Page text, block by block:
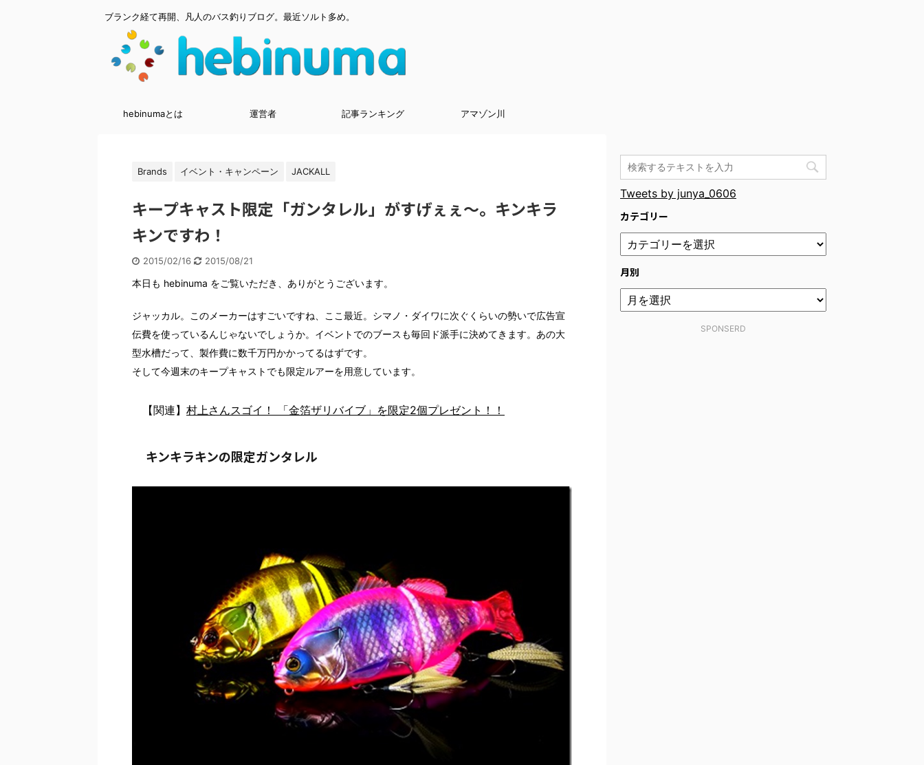
ブランク経て再開、凡人のバス釣りブログ。最近ソルト多め。
hebinumaとは 運営者 記事ランキング アマゾン川
Brands イベント・キャンペーン JACKALL
キープキャスト限定「ガンタレル」がすげぇぇ～。キンキラ
キンですわ！
2015/02/16 2015/08/21
本日も hebinuma をご覧いただき、ありがとうございます。
ジャッカル。このメーカーはすごいですね、ここ最近。シマノ・ダイワに次ぐくらいの勢いで広告宣
伝費を使っているんじゃないでしょうか。イベントでのブースも毎回ド派手に決めてきます。あの大
型水槽だって、製作費に数千万円かかってるはずです。
そして今週末のキープキャストでも限定ルアーを用意しています。
【関連】 村上さんスゴイ！ 「金箔ザリバイブ」を限定2個プレゼント！！
キンキラキンの限定ガンタレル
Tweets by junya_0606
カテゴリー
月別
SPONSERD